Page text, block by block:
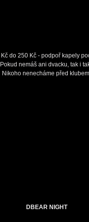
do 250 Kč - podpoř kapely
nemáš ani dvacku, tak i
Nikoho nenecháme před
DBEAR NIGHT